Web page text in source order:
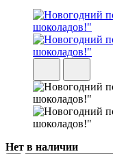
Нет в наличии